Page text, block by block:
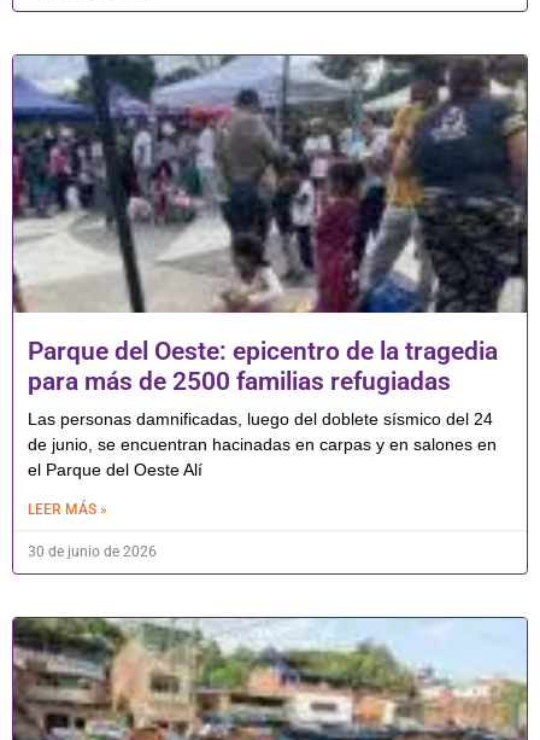
Parque del Oeste: epicentro de la tragedia
para más de 2500 familias refugiadas
Las personas damnificadas, luego del doblete sísmico del 24
de junio, se encuentran hacinadas en carpas y en salones en
el Parque del Oeste Alí
LEER MÁS »
30 de junio de 2026